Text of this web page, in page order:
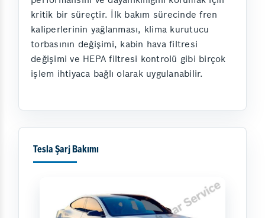
kritik bir süreçtir. İlk bakım sürecinde fren
kaliperlerinin yağlanması, klima kurutucu
torbasının değişimi, kabin hava filtresi
değişimi ve HEPA filtresi kontrolü gibi birçok
işlem ihtiyaca bağlı olarak uygulanabilir.
Tesla Şarj Bakımı